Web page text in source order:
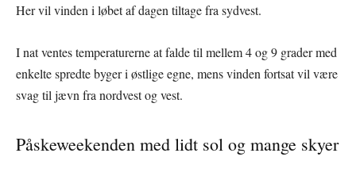
Her vil vinden i løbet af dagen tiltage fra sydvest.
I nat ventes temperaturerne at falde til mellem 4 og 9 grader med
enkelte spredte byger i østlige egne, mens vinden fortsat vil være
svag til jævn fra nordvest og vest.
Påskeweekenden med lidt sol og mange skyer